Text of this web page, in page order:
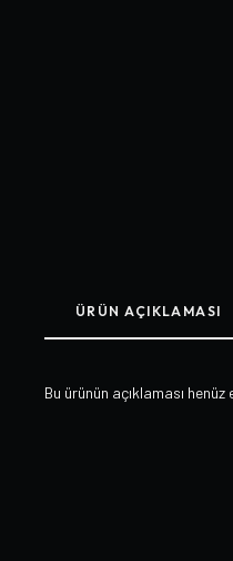
ÜRÜN AÇIKLAMASI
Bu ürünün açıklaması henüz